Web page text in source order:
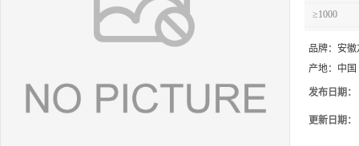
≥1000
品牌： 安徽
产地： 中国
发布日期：
更新日期：